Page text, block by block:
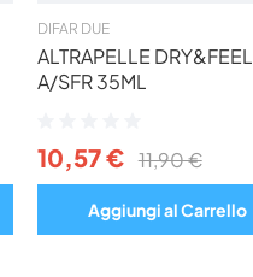
DIFAR DUE
ALTRAPELLE DRY&FEEL
A/SFR 35ML
10,57 € 11,90 €
Aggiungi al Carrello